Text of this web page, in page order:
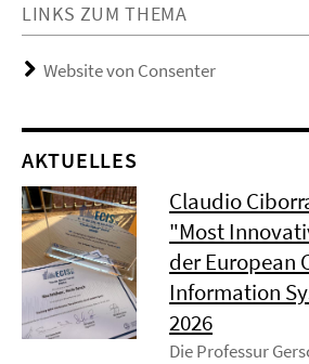
LINKS ZUM THEMA
Website von Consenter
AKTUELLES
Claudio
"Most
der European
Information
2026
Die Professur